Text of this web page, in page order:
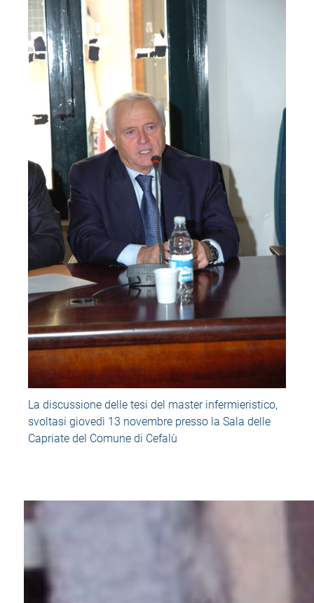
La discussione delle tesi del master infermieristico,
svoltasi giovedì 13 novembre presso la Sala delle
Capriate del Comune di Cefalù